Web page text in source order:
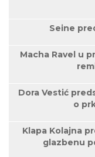
Seine
Macha Ravel u
Dora Vestić
o
Klapa Kolajna
glazbenu